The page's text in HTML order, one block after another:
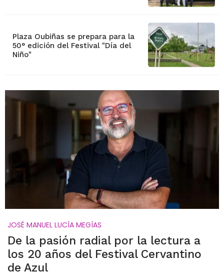
Plaza Oubiñas se prepara para la
50° edición del Festival "Día del
Niño"
JOSÉ MANUEL LUCÍA MEGÍAS
De la pasión radial por la lectura a
los 20 años del Festival Cervantino
de Azul